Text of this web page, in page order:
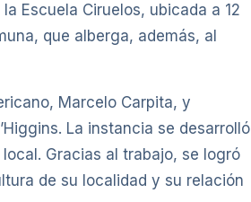
Escuela Ciruelos, ubicada a 12
que alberga, además, al
Marcelo Carpita, y
La instancia se desarrolló
Gracias al trabajo, se logró
de su localidad y su relación